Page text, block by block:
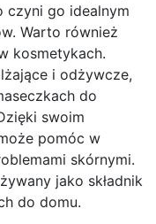
czyni go idealnym
Warto również
kosmetykach.
i odżywcze,
do
swoim
pomóc w
skórnymi.
jako składnik
do domu.